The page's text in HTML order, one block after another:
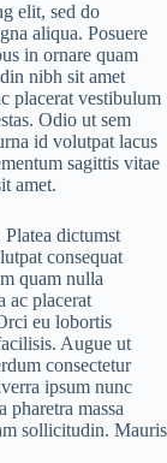
elit, sed do
aliqua. Posuere
in ornare quam
nibh sit amet
placerat vestibulum
Odio ut sem
id volutpat lacus
sagittis vitae
amet.
dictumst
consequat
quam nulla
ac placerat
eu lobortis
Augue ut
consectetur
ipsum nunc
pharetra massa
sollicitudin. Mauris